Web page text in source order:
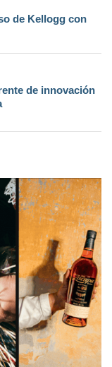
de Kellogg con
de innovación